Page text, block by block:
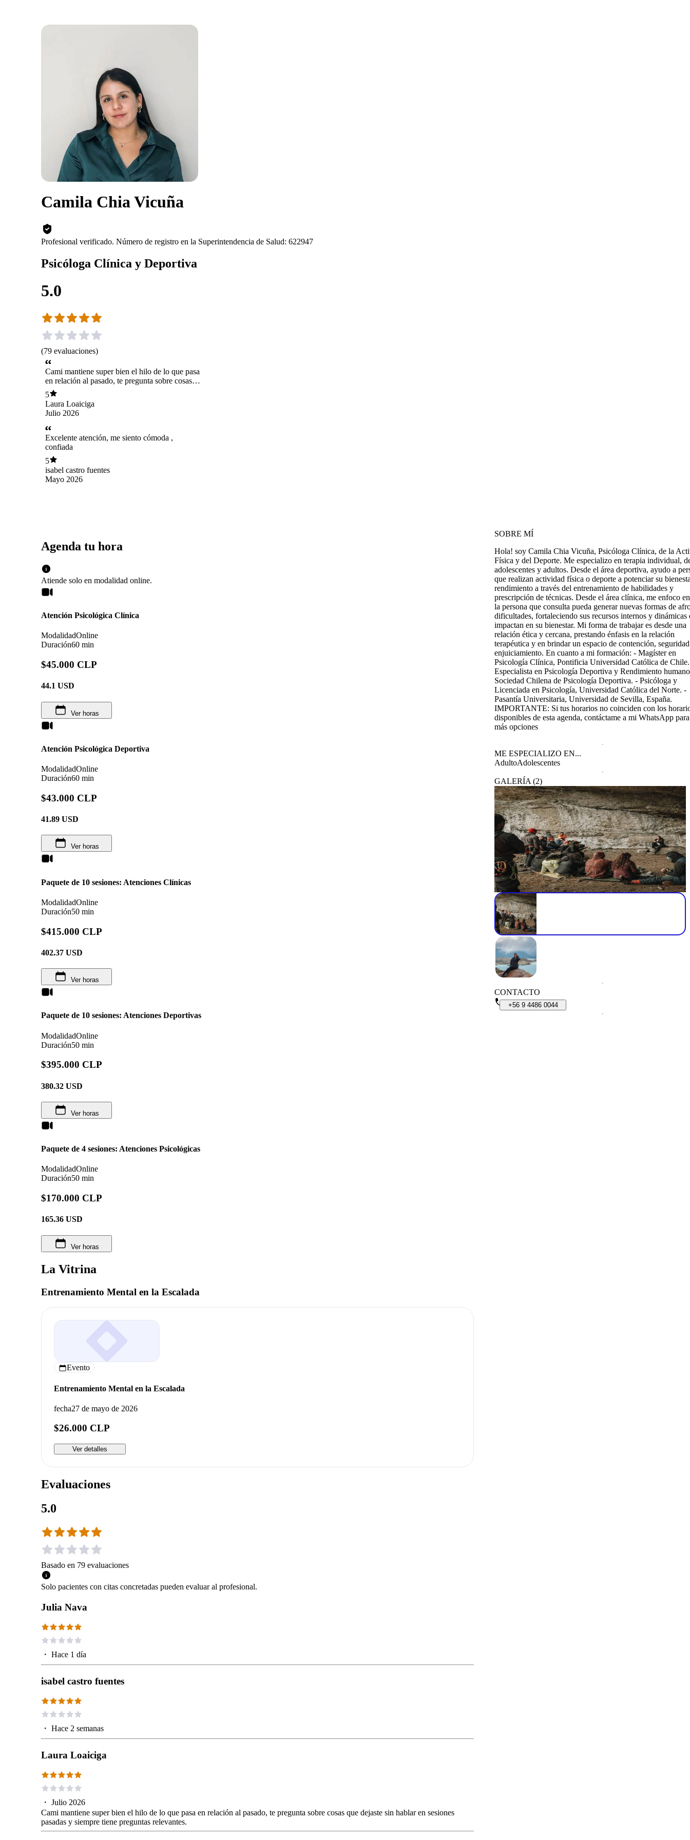
Camila Chia Vicuña
Profesional verificado. Número de registro en la Superintendencia de Salud: 622947
Psicóloga Clínica y Deportiva
5.0
(79 evaluaciones)
Cami mantiene super bien el hilo de lo que pasa
en relación al pasado, te pregunta sobre cosas
que dejaste sin hablar en sesiones pasadas y
siempre tiene preguntas relevantes.
5
Laura Loaiciga
Julio 2026
Excelente atención, me siento cómoda ,
confiada
5
isabel castro fuentes
Mayo 2026
Agenda tu hora
Atiende solo en modalidad online.
Atención Psicológica Clínica
ModalidadOnline
Duración60 min
$45.000 CLP
44.1 USD
Ver horas
Atención Psicológica Deportiva
ModalidadOnline
Duración60 min
$43.000 CLP
41.89 USD
Ver horas
Paquete de 10 sesiones: Atenciones Clínicas
ModalidadOnline
Duración50 min
$415.000 CLP
402.37 USD
Ver horas
Paquete de 10 sesiones: Atenciones Deportivas
ModalidadOnline
Duración50 min
$395.000 CLP
380.32 USD
Ver horas
Paquete de 4 sesiones: Atenciones Psicológicas
ModalidadOnline
Duración50 min
$170.000 CLP
165.36 USD
Ver horas
La Vitrina
Entrenamiento Mental en la Escalada
Evento
Entrenamiento Mental en la Escalada
fecha27 de mayo de 2026
$26.000 CLP
Ver detalles
Evaluaciones
5.0
Basado en 79 evaluaciones
Solo pacientes con citas concretadas pueden evaluar al profesional.
Julia Nava
・ Hace 1 día
isabel castro fuentes
・ Hace 2 semanas
Laura Loaiciga
・ Julio 2026
Cami mantiene super bien el hilo de lo que pasa en relación al pasado, te pregunta sobre cosas que dejaste sin hablar en sesiones
pasadas y siempre tiene preguntas relevantes.
SOBRE MÍ
Hola! soy Camila Chia Vicuña, Psicóloga Clínica, de la
Física y del Deporte. Me especializo en terapia individual,
adolescentes y adultos. Desde el área deportiva, ayudo a
que realizan actividad física o deporte a potenciar su
rendimiento a través del entrenamiento de habilidades y
prescripción de técnicas. Desde el área clínica, me enfoco
la persona que consulta pueda generar nuevas formas de
dificultades, fortaleciendo sus recursos internos y dinámicas
impactan en su bienestar. Mi forma de trabajar es desde una
relación ética y cercana, prestando énfasis en la relación
terapéutica y en brindar un espacio de contención,
enjuiciamiento. En cuanto a mi formación: - Magíster en
Psicología Clínica, Pontificia Universidad Católica de
Especialista en Psicología Deportiva y Rendimiento
Sociedad Chilena de Psicología Deportiva. - Psicóloga y
Licenciada en Psicología, Universidad Católica del Norte. -
Pasantía Universitaria, Universidad de Sevilla, España.
IMPORTANTE: Si tus horarios no coinciden con los
disponibles de esta agenda, contáctame a mi WhatsApp
más opciones
ME ESPECIALIZO EN...
AdultoAdolescentes
GALERÍA (2)
CONTACTO
+56 9 4486 0044